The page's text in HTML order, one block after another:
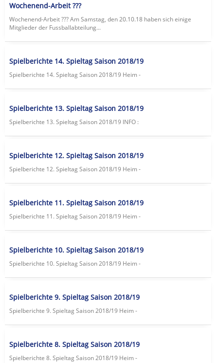
Wochenend-Arbeit ???
Wochenend-Arbeit ??? Am Samstag, den 20.10.18 haben sich einige
Mitglieder der Fussballabteilung...
Spielberichte 14. Spieltag Saison 2018/19
Spielberichte 14. Spieltag Saison 2018/19 Heim -
Spielberichte 13. Spieltag Saison 2018/19
Spielberichte 13. Spieltag Saison 2018/19 lNFO :
Spielberichte 12. Spieltag Saison 2018/19
Spielberichte 12. Spieltag Saison 2018/19 Heim -
Spielberichte 11. Spieltag Saison 2018/19
Spielberichte 11. Spieltag Saison 2018/19 Heim -
Spielberichte 10. Spieltag Saison 2018/19
Spielberichte 10. Spieltag Saison 2018/19 Heim -
Spielberichte 9. Spieltag Saison 2018/19
Spielberichte 9. Spieltag Saison 2018/19 Heim -
Spielberichte 8. Spieltag Saison 2018/19
Spielberichte 8. Spieltag Saison 2018/19 Heim -